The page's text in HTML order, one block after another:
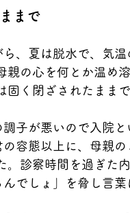
まで
、夏は脱水で、気
親の心を何とか温め
く閉ざされたままで
子が悪いので入院
容態以上に、母親
。診察時間を過ぎた
でしょ」を脅し言葉